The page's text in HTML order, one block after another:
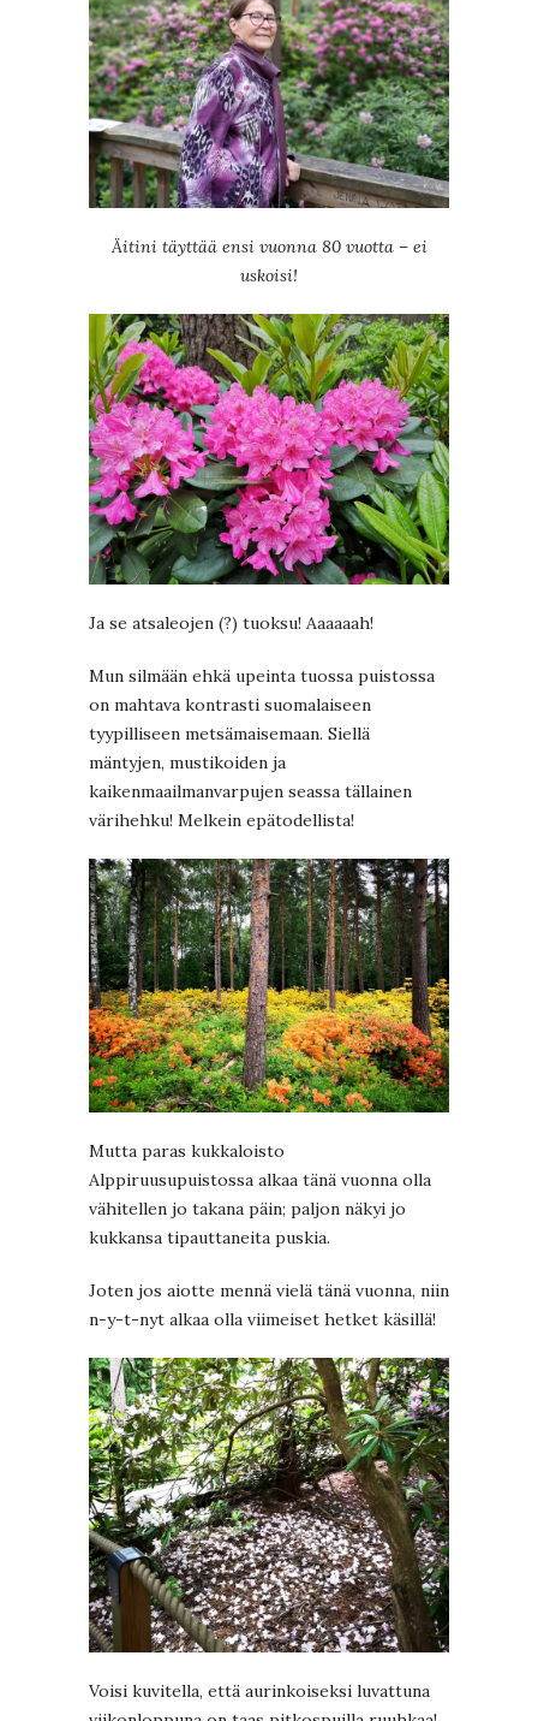
Äitini täyttää ensi vuonna 80 vuotta – ei
uskoisi!
Ja se atsaleojen (?) tuoksu! Aaaaaah!
Mun silmään ehkä upeinta tuossa puistossa
on mahtava kontrasti suomalaiseen
tyypilliseen metsämaisemaan. Siellä
mäntyjen, mustikoiden ja
kaikenmaailmanvarpujen seassa tällainen
värihehku! Melkein epätodellista!
Mutta paras kukkaloisto
Alppiruusupuistossa alkaa tänä vuonna olla
vähitellen jo takana päin; paljon näkyi jo
kukkansa tipauttaneita puskia.
Joten jos aiotte mennä vielä tänä vuonna, niin
n-y-t-nyt alkaa olla viimeiset hetket käsillä!
Voisi kuvitella, että aurinkoiseksi luvattuna